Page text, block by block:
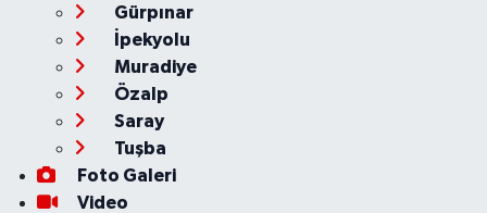
Gürpınar
İpekyolu
Muradiye
Özalp
Saray
Tuşba
Foto Galeri
Video